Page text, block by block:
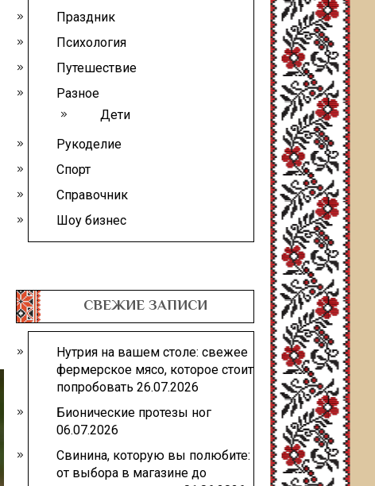
Праздник
Психология
Путешествие
Разное
Дети
Рукоделие
Спорт
Справочник
Шоу бизнес
СВЕЖИЕ ЗАПИСИ
Нутрия на вашем столе: свежее
фермерское мясо, которое стоит
попробовать 26.07.2026
Бионические протезы ног
06.07.2026
Свинина, которую вы полюбите:
от выбора в магазине до